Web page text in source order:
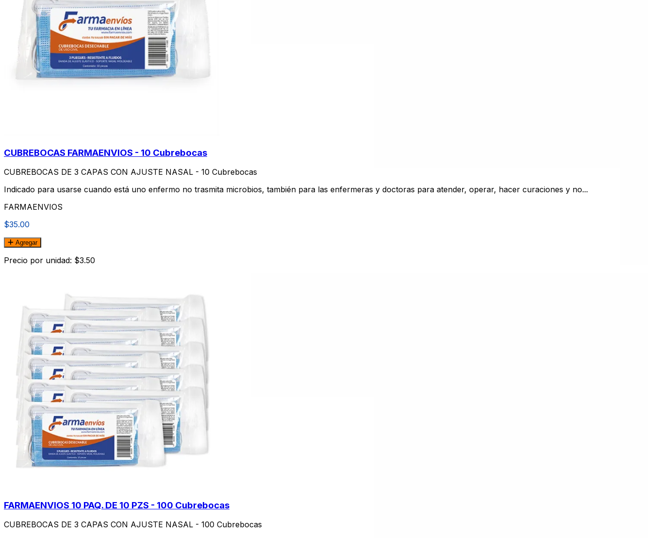
CUBREBOCAS FARMAENVIOS - 10 Cubrebocas
CUBREBOCAS DE 3 CAPAS CON AJUSTE NASAL - 10 Cubrebocas
Indicado para usarse cuando está uno enfermo no trasmita microbios, también para las enfermeras y doctoras para atender, operar, hacer curaciones y no...
FARMAENVIOS
$35.00
Agregar
Precio por unidad: $3.50
FARMAENVIOS 10 PAQ. DE 10 PZS - 100 Cubrebocas
CUBREBOCAS DE 3 CAPAS CON AJUSTE NASAL - 100 Cubrebocas